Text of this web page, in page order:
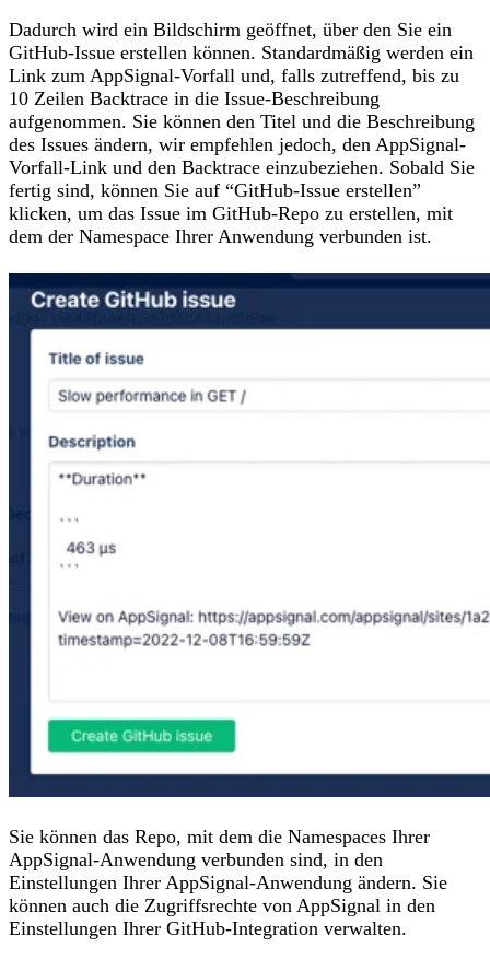
Dadurch wird ein Bildschirm geöffnet, über den Sie ein
GitHub-Issue erstellen können. Standardmäßig werden ein
Link zum AppSignal-Vorfall und, falls zutreffend, bis zu
10 Zeilen Backtrace in die Issue-Beschreibung
aufgenommen. Sie können den Titel und die Beschreibung
des Issues ändern, wir empfehlen jedoch, den AppSignal-
Vorfall-Link und den Backtrace einzubeziehen. Sobald Sie
fertig sind, können Sie auf “GitHub-Issue erstellen”
klicken, um das Issue im GitHub-Repo zu erstellen, mit
dem der Namespace Ihrer Anwendung verbunden ist.
Sie können das Repo, mit dem die Namespaces Ihrer
AppSignal-Anwendung verbunden sind, in den
Einstellungen Ihrer AppSignal-Anwendung ändern. Sie
können auch die Zugriffsrechte von AppSignal in den
Einstellungen Ihrer GitHub-Integration verwalten.